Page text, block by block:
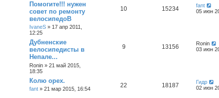
Помогите!!! нужен
совет по ремонту
велосипедоВ
IvaneS » 17 апр 2011,
12:25
10 15234
fant
05 июн
Дубненские
велосипедисты в
Непале...
Ronin » 21 май 2015,
18:35
9 13156
Ronin
03 июн
Колю орех.
fant » 21 мар 2015, 16:54
22 18187
Гидр
02 июн